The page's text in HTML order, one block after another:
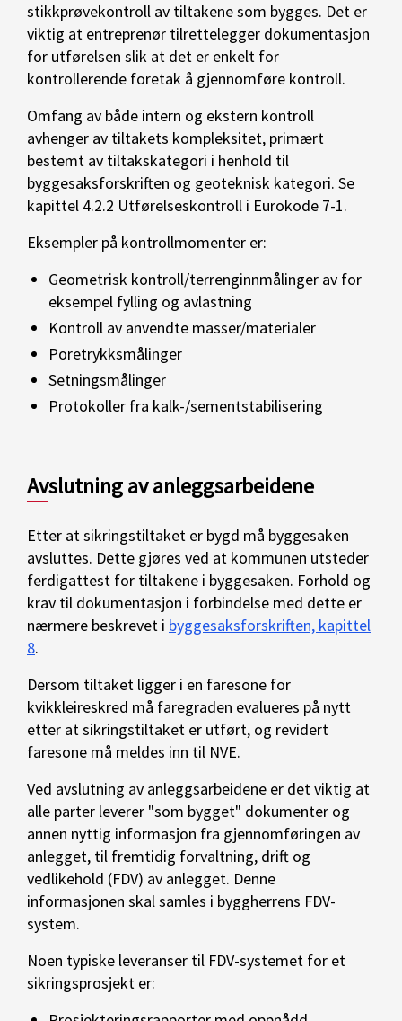
stikkprøvekontroll av tiltakene som bygges. Det er
viktig at entreprenør tilrettelegger dokumentasjon
for utførelsen slik at det er enkelt for
kontrollerende foretak å gjennomføre kontroll.
Omfang av både intern og ekstern kontroll
avhenger av tiltakets kompleksitet, primært
bestemt av tiltakskategori i henhold til
byggesaksforskriften og geoteknisk kategori. Se
kapittel 4.2.2 Utførelseskontroll i Eurokode 7-1.
Eksempler på kontrollmomenter er:
Geometrisk kontroll/terrenginnmålinger av for
eksempel fylling og avlastning
Kontroll av anvendte masser/materialer
Poretrykksmålinger
Setningsmålinger
Protokoller fra kalk-/sementstabilisering
Avslutning av anleggsarbeidene
Etter at sikringstiltaket er bygd må byggesaken
avsluttes. Dette gjøres ved at kommunen utsteder
ferdigattest for tiltakene i byggesaken. Forhold og
krav til dokumentasjon i forbindelse med dette er
nærmere beskrevet i byggesaksforskriften, kapittel
8.
Dersom tiltaket ligger i en faresone for
kvikkleireskred må faregraden evalueres på nytt
etter at sikringstiltaket er utført, og revidert
faresone må meldes inn til NVE.
Ved avslutning av anleggsarbeidene er det viktig at
alle parter leverer "som bygget" dokumenter og
annen nyttig informasjon fra gjennomføringen av
anlegget, til fremtidig forvaltning, drift og
vedlikehold (FDV) av anlegget. Denne
informasjonen skal samles i byggherrens FDV-
system.
Noen typiske leveranser til FDV-systemet for et
sikringsprosjekt er: